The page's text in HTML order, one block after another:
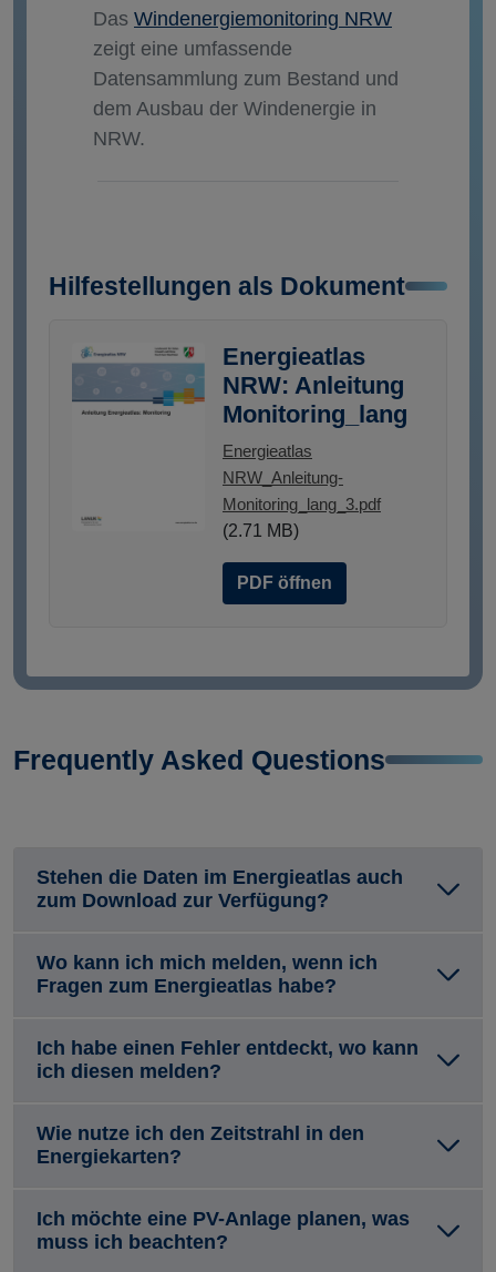
Das Windenergiemonitoring NRW
zeigt eine umfassende
Datensammlung zum Bestand und
dem Ausbau der Windenergie in
NRW.
Hilfestellungen als Dokument
Energieatlas
NRW: Anleitung
Monitoring_lang
Energieatlas
NRW_Anleitung-
Monitoring_lang_3.pdf
(2.71 MB)
PDF öffnen
Frequently Asked Questions
Stehen die Daten im Energieatlas auch
zum Download zur Verfügung?
Wo kann ich mich melden, wenn ich
Fragen zum Energieatlas habe?
Ich habe einen Fehler entdeckt, wo kann
ich diesen melden?
Wie nutze ich den Zeitstrahl in den
Energiekarten?
Ich möchte eine PV-Anlage planen, was
muss ich beachten?